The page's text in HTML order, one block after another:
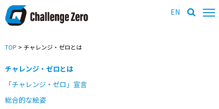
EN
TOP > チャレンジ・ゼロとは
チャレンジ・ゼロとは
「チャレンジ・ゼロ」宣言
総合的な絵姿